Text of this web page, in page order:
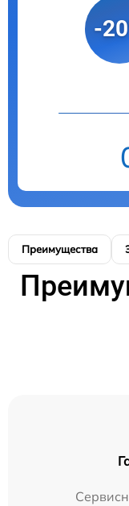
-
Преимущества